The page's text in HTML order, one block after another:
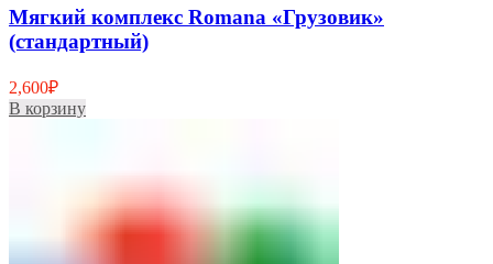
Мягкий комплекс Romana «Грузовик»
(стандартный)
2,600₽
В корзину